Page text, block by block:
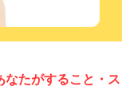
なたがすること・ス